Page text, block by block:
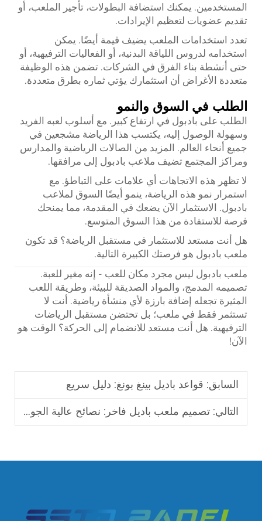
المستخدمين. يمكنك استضافة البطولات، تأجير الملعب، أو
تقديم عضويات لتعظيم الإيرادات.
تعدد استخدامات الملعب يضيف قيمة أيضًا. يمكن
استخدامه لدروس اللياقة البدنية، أو الفعاليات الترفيهية، أو
حتى أنشطة بناء الفرق في الشركات. تضمن هذه الوظيفة
متعددة الأغراض أن استثمارك يؤتي ثماره بطرق متعددة.
الطلب في السوق والنمو
الطلب على بادبول في ارتفاع كبير. مع أسلوب لعبه الفريد
وسهولة الوصول إليه، يكتسب هذا الرياضة مشجعين في
جميع أنحاء العالم. المزيد من الصالات الرياضية والمدارس
ومراكز المجتمع تضيف ملاعب بادبول إلى مرافقها.
لا تظهر هذه الاتجاهات أي علامات على التباطؤ. مع
استمرار نمو هذه الرياضة، ينمو أيضًا السوق لملاعب
بادبول. الاستثمار الآن يضعك في المقدمة، مما يمنحك
فرصة للاستفادة من هذا السوق المتوسع.
هل أنت مستعد للاستثمار في مستقبل الرياضة؟ قد تكون
ملعب بادبول هو فرصتك الكبيرة التالية.
ملعب بادبول ليس مجرد مكان للعب - إنه مغير للعبة.
تصميمه المدمج، والمواد الصديقة للبيئة، وطريقة اللعب
المثيرة تجعله إضافة بارزة لأي منشأة رياضية. أنت لا
تستثمر فقط في ملعب؛ بل تحتضن مستقبل الرياضات
الترفيهية. هل أنت مستعد للانضمام إلى الحركة؟ الوقت هو
الآن!
السابق: قواعد باديل بينغ بونغ: دليل سريع
التالي: تصميم ملعب باديل فاخر: نصائح عالية الجودة